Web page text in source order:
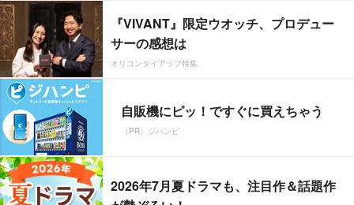
『VIVANT』限定ウオッチ、プロデュー
サーの感想は
オリコンタイアップ特集
自販機にピッ！ですぐに買えちゃう
（PR）ジハンピ
2026年7月夏ドラマも、注目作＆話題作